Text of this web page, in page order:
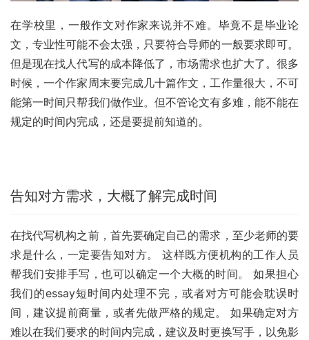
在学校里，一般作文对作家来说并不难。毕竟不是毕业论
文，专业性可能不会太强，只要符合导师的一般要求即可。
但是现在找人代写的成本降低了，市场需求也扩大了。很多
时候，一个作家周末要完成几十篇作文，工作量很大，不可
能第一时间只帮我们做作业。但不管论文有多难，能不能在
规定的时间内完成，还是要提前知道的。
告知对方需求，大概了解完成时间
在找代写机构之前，首先要确定自己的需求，至少老师的要
求是什么，一定要告知对方。 这样既方便机构的工作人员
帮我们安排手写，也可以确定一个大概的时间。 如果担心
我们的essay短时间内处理不完，或者对方可能会耽误时
间，建议提前商量，或者先做严格的规定。 如果确定对方
难以在我们要求的时间内完成，建议及时更换写手，以免影